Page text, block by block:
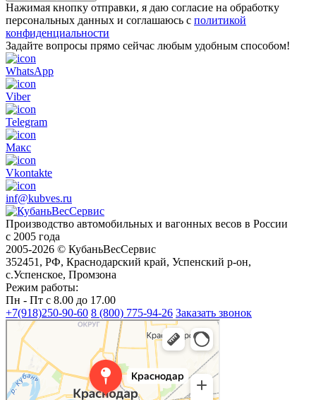
Нажимая кнопку отправки, я даю согласие на обработку
персональных данных и соглашаюсь с политикой
конфиденциальности
Задайте вопросы прямо сейчас любым удобным способом!
WhatsApp
Viber
Telegram
Макс
Vkontakte
inf@kubves.ru
Производство автомобильных и вагонных весов в России
с 2005 года
2005-2026 © КубаньВесСервис
352451, РФ, Краснодарский край, Успенский р-он,
с.Успенское, Промзона
Режим работы:
Пн - Пт с 8.00 до 17.00
+7(918)250-90-60 8 (800) 775-94-26 Заказать звонок
Краснодар
Краснодар — Яндекс Карты